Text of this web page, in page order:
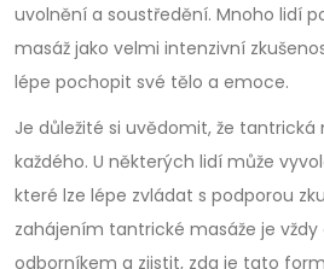
uvolnění a soustředění. Mnoho lidí
masáž jako velmi intenzivní
lépe pochopit své tělo a emoce.
Je důležité si uvědomit, že
každého. U některých lidí může
které lze lépe zvládat s podporou
zahájením tantrické masáže je vždy
odborníkem a zjistit, zda je tato